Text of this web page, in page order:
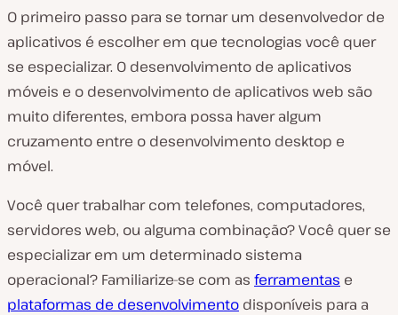
O primeiro passo para se tornar um desenvolvedor de
aplicativos é escolher em que tecnologias você quer
se especializar. O desenvolvimento de aplicativos
móveis e o desenvolvimento de aplicativos web são
muito diferentes, embora possa haver algum
cruzamento entre o desenvolvimento desktop e
móvel.
Você quer trabalhar com telefones, computadores,
servidores web, ou alguma combinação? Você quer se
especializar em um determinado sistema
operacional? Familiarize-se com as ferramentas e
plataformas de desenvolvimento disponíveis para a